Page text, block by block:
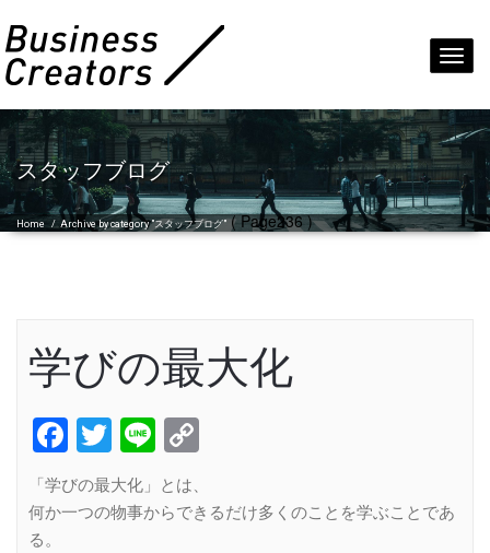
スタッフブログ
Home /Archive by category "スタッフブログ"( Page236 )
学びの最大化
Facebook
Twitter
Line
「学びの最大化」とは、
何か一つの物事からできるだけ多くのことを学ぶことであ
る。